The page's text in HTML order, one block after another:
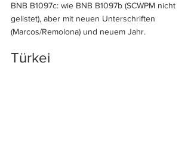
BNB B1097c: wie BNB B1097b (SCWPM nicht
gelistet), aber mit neuen Unterschriften
(Marcos/Remolona) und neuem Jahr.
Türkei